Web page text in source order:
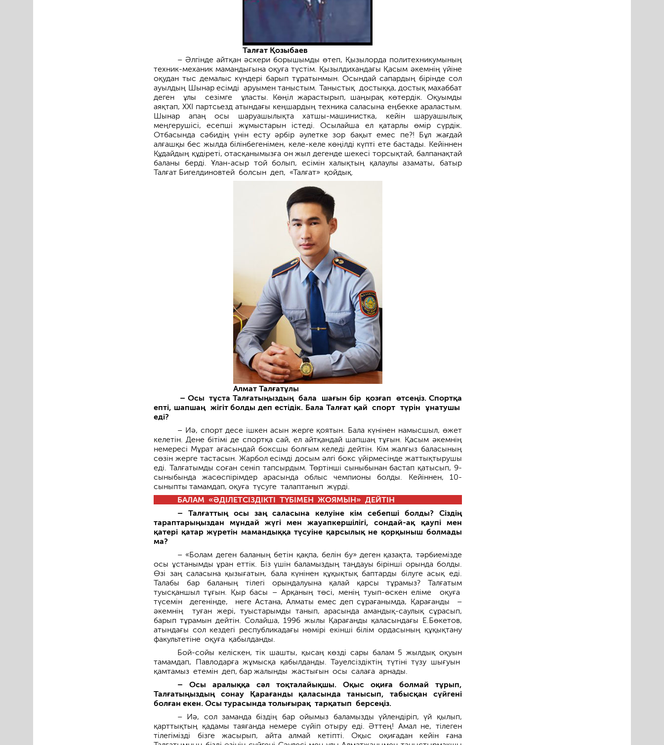
Талғат Қозыбаев
– Әлгінде айтқан әскери борышымды өтеп, Қызылорда политехникумының
техник-механик мамандығына оқуға түстім. Қызылдихандағы Қасым әкемнің үйіне
оқудан тыс демалыс күндері барып тұратынмын. Осындай сапардың бірінде сол
ауылдың Шынар есімді аруымен таныс­тым. Таныстық достыққа, достық махаббат
деген ұлы сезімге ұласты. Көңіл жарастырып, шаңырақ көтердік. Оқуымды
аяқтап, XXI партсьезд атындағы кеңшардың техника саласына еңбекке араластым.
Шынар апаң осы шаруашылықта хатшы-машинистка, кейін шаруашылық
меңгерушісі, есепші жұмыстарын істеді. Осылайша ел қатарлы өмір сүрдік.
Отбасында сәбидің үнін есту әрбір әулетке зор бақыт емес пе?! Бұл жағдай
алғашқы бес жылда білінбегенімен, келе-келе көңілді күпті ете бастады. Кейін­нен
Құдайдың құдіреті, отасқанымызға он жыл дегенде шекесі торсықтай, балпанақтай
баланы берді. Ұлан-асыр той болып, есімін халық­тың қалаулы азаматы, батыр
Талғат Бигелдиновтей болсын деп, «Талғат» қойдық.
Алмат Талғатұлы
– Осы тұста Талғатыңыздың бала шағын бір қозғап өтсеңіз. Спортқа
епті, шап­шаң жігіт болды деп естідік. Бала Талғат қай спорт түрін ұнатушы
еді?
– Иә, спорт десе ішкен асын жерге қоятын. Бала күнінен намысшыл, өжет
келетін. Дене бітімі де спортқа сай, ел айтқандай шапшаң тұғын. Қасым әкемнің
немересі Мұрат ағасындай боксшы болғым келеді дейтін. Кім жалғыз баласының
сөзін жерге тастасын. Жарбол есімді досым әлгі бокс үйірмесінде жаттықтырушы
еді. Талғатымды соған сеніп тапсырдым. Төртінші сыны­бынан бастап қатысып, 9-
сыныбында жасөспірімдер арасында облыс чемпионы болды. Кейіннен, 10-
сыныпты тамамдап, оқуға түсуге талаптанып жүрді.
БАЛАМ «ӘДІЛЕТСІЗДІКТІ ТҮБІМЕН ЖОЯМЫН» ДЕЙТІН
– Талғаттың осы заң саласына келуіне кім себепші болды? Сіздің
тараптарыңыздан мұндай жүгі мен жауапкершілігі, сондай-ақ қаупі мен
қатері қатар жүретін мамандыққа түсуіне қарсылық не қорқыныш болмады
ма?
– «Болам деген баланың бетін қақпа, белін бу» деген қазақта, тәрбиемізде
осы ұстанымды ұран еттік. Біз үшін баламыздың таңдауы бірінші орында болды.
Өзі заң сала­сына қызығатын, бала күнінен құқықтық баптарды білуге асық еді.
Талабы бар баланың тілегі орындалуына қалай қарсы тұрамыз? Талғатым
туысқаншыл тұғын. Қыр басы – Арқаның төсі, менің туып-өскен еліме оқуға
түсемін дегенінде, неге Астана, Алматы емес деп сұрағанымда, Қарағанды –
әкемнің туған жері, туыс­тарымды танып, арасында амандық-саулық сұрасып,
барып тұрамын дейтін. Солайша, 1996 жылы Қара­ғанды қаласындағы Е.Бөкетов,
атындағы сол кездегі республикадағы нөмірі екінші білім ордасының құқықтану
факультетіне оқуға қабылданды.
Бой-сойы келіскен, тік шашты, қысаң көзді сары балам 5 жылдық оқуын
тамам­дап, Павлодарға жұмысқа қабылданды. Тәуелсіздіктің түтіні түзу шығуын
қамтамыз етемін деп, бар жалынды жастығын осы салаға арнады.
– Осы аралыққа сәл тоқталайықшы. Оқыс оқиға болмай тұрып,
Талғатыңыздың сонау Қарағанды қаласында танысып, табыс­қан сүйгені
болған екен. Осы турасында толығы­рақ тарқатып берсеңіз.
– Иә, сол заманда біздің бар ойымыз баламызды үйленді­ріп, үй қылып,
қарттықтың қадамы таяған­да немере сүйіп отыру еді. Әттең! Амал не, тілеген
тілегімізді бізге жасырып, айта алмай кетіпті. Оқыс оқиғадан кейін ғана